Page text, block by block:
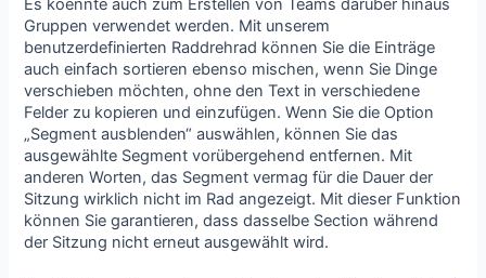
Es koennte auch zum Erstellen von Teams darüber hinaus
Gruppen verwendet werden. Mit unserem
benutzerdefinierten Raddrehrad können Sie die Einträge
auch einfach sortieren ebenso mischen, wenn Sie Dinge
verschieben möchten, ohne den Text in verschiedene
Felder zu kopieren und einzufügen. Wenn Sie die Option
„Segment ausblenden“ auswählen, können Sie das
ausgewählte Segment vorübergehend entfernen. Mit
anderen Worten, das Segment vermag für die Dauer der
Sitzung wirklich nicht im Rad angezeigt. Mit dieser Funktion
können Sie garantieren, dass dasselbe Section während
der Sitzung nicht erneut ausgewählt wird.